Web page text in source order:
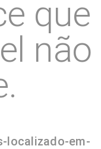
que
não
localizado-em-